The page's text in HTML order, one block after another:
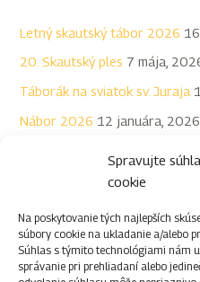
Spravujte
cookie
Na poskytovanie tých najlepších
súbory cookie na ukladanie a/alebo
Súhlas s týmito technológiami nám
správanie pri prehliadaní alebo
a
ť
:
Letný skautský tábor 2026
20. Skautský ples 7 mája,
Táborák na sviatok sv. Juraja
Nábor 2026 12 januára, 2026
Archív